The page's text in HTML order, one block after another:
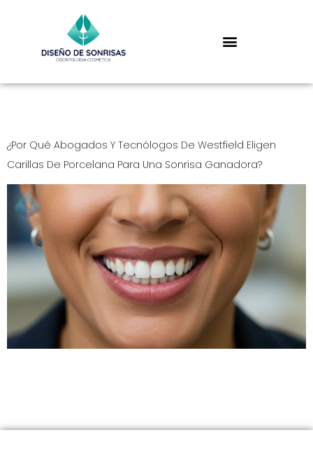
¿Por Qué Abogados Y Tecnólogos De Westfield Eligen
Carillas De Porcelana Para Una Sonrisa Ganadora?